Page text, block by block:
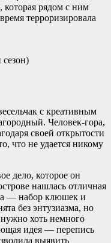
которая рядом с ним
терроризировала
с креативным
Человек-гора,
своей открытости
что не удается никому
дело, которое он
нашлась отличная
— набор клюшек и
без энтузиазма, но
хоть немного
идея — перепись
выявить